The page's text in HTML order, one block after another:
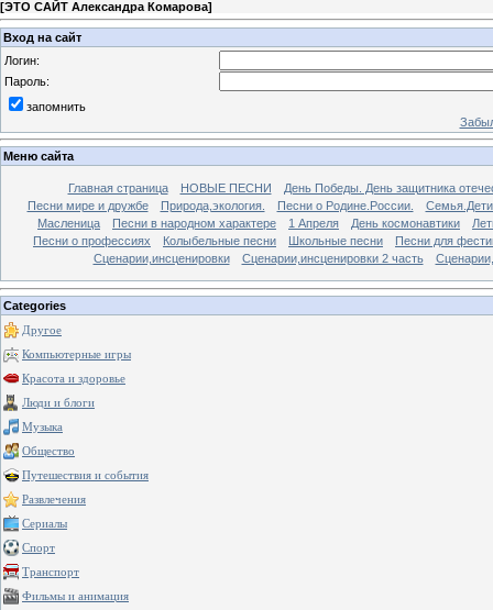
[ЭТО САЙТ Александра Комарова]
Вход на сайт
Логин:
Пароль:
запомнить
Меню сайта
Главная страница НОВЫЕ ПЕСНИ
День Победы. День защитника
Песни мире и дружбе
Природа,экология. Песни о Родине.России.
Масленица
Песни в народном характере 1 Апреля День космонавтики
Песни о профессиях
Колыбельные песни Школьные песни
Песни для
Сценарии,инсценировки
Сценарии,инсценировки 2 часть
Categories
Другое
Компьютерные игры
Красота и здоровье
Люди и блоги
Музыка
Общество
Путешествия и события
Развлечения
Сериалы
Спорт
Транспорт
Фильмы и анимация